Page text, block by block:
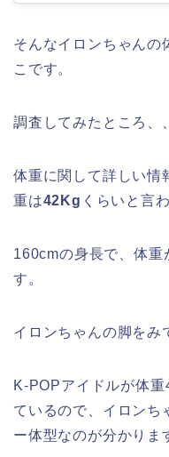
そんなイロンちゃんの
こです。
調査してみたところ、、
体重に関して詳しい情
重は42Kg くらいと言
160cmの身長で、体重
す。
イロンちゃんの脚をみ
K‐POPアイドルが体
ているので、イロンち
ー体型なのが分かりま